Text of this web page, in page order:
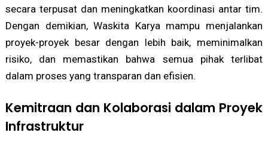
secara terpusat dan meningkatkan koordinasi antar tim.
Dengan demikian, Waskita Karya mampu menjalankan
proyek-proyek besar dengan lebih baik, meminimalkan
risiko, dan memastikan bahwa semua pihak terlibat
dalam proses yang transparan dan efisien.
Kemitraan dan Kolaborasi dalam Proyek
Infrastruktur